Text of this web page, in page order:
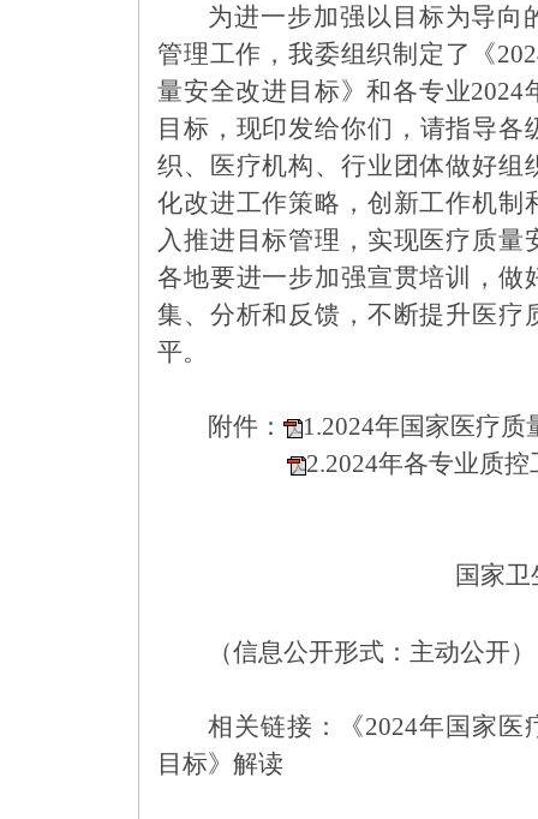
为进一步加强以 目标为导向
管理工作 ，我委组织制定了《202
量安全改进目标》和各专业2024
目标 ， 现印发给你们， 请指导各
织、医疗机构、行业团体做好组
化改进工作策略，创新工作机制
入推进目标管理， 实现医疗质量
各地要进一步加强宣贯培训，做
集、分析和反馈，不断提升医疗
平。
附件：
1.2024年国家医疗
2.2024年各专业质
国家
（信息公开形式：主动公开
相关链接：
《2024年国家
目标》解读